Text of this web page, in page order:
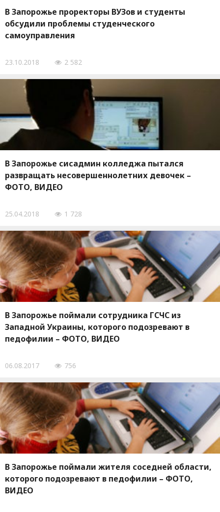
В Запорожье проректоры ВУЗов и студенты
обсудили проблемы студенческого
самоуправления
23.10.2018 2 582
В Запорожье сисадмин колледжа пытался
развращать несовершеннолетних девочек –
ФОТО, ВИДЕО
25.04.2018 1 728
В Запорожье поймали сотрудника ГСЧС из
Западной Украины, которого подозревают в
педофилии – ФОТО, ВИДЕО
06.08.2017 756
В Запорожье поймали жителя соседней области,
которого подозревают в педофилии – ФОТО,
ВИДЕО